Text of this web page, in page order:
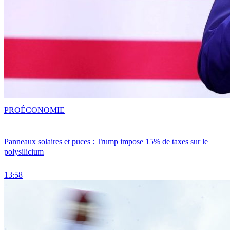
Panneaux solaires et puces : Trump impose 15% de taxes sur le
polysilicium
13:58
PROÉCONOMIE